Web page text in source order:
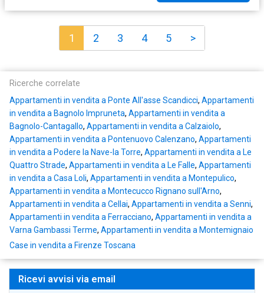
1 2 3 4 5 >
Ricerche correlate
Appartamenti in vendita a Ponte All'asse Scandicci, Appartamenti
in vendita a Bagnolo Impruneta, Appartamenti in vendita a
Bagnolo-Cantagallo, Appartamenti in vendita a Calzaiolo,
Appartamenti in vendita a Pontenuovo Calenzano, Appartamenti
in vendita a Podere la Nave-la Torre, Appartamenti in vendita a Le
Quattro Strade, Appartamenti in vendita a Le Falle, Appartamenti
in vendita a Casa Loli, Appartamenti in vendita a Montepulico,
Appartamenti in vendita a Montecucco Rignano sull'Arno,
Appartamenti in vendita a Cellai, Appartamenti in vendita a Senni,
Appartamenti in vendita a Ferracciano, Appartamenti in vendita a
Varna Gambassi Terme, Appartamenti in vendita a Montemignaio
Case in vendita a Firenze Toscana
Ricevi avvisi via email